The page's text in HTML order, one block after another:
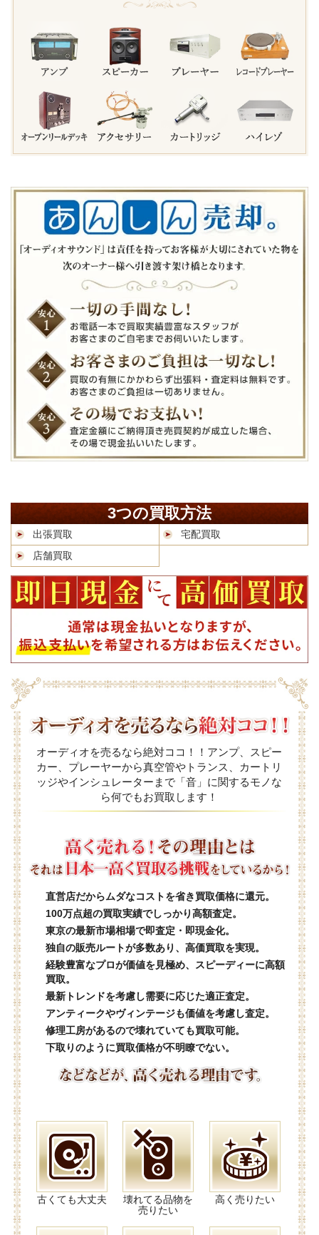
3つの買取方法
出張買取
宅配買取
店舗買取
オーディオを売るなら絶対ココ！！アンプ、スピー
カー、プレーヤーから真空管やトランス、カートリ
ッジやインシュレーターまで「音」に関するモノな
ら何でもお買取します！
直営店だからムダなコストを省き買取価格に還元。
100万点超の買取実績でしっかり高額査定。
東京の最新市場相場で即査定・即現金化。
独自の販売ルートが多数あり、高価買取を実現。
経験豊富なプロが価値を見極め、スピーディーに高額
買取。
最新トレンドを考慮し需要に応じた適正査定。
アンティークやヴィンテージも価値を考慮し査定。
修理工房があるので壊れていても買取可能。
下取りのように買取価格が不明瞭でない。
古くても大丈夫
壊れてる品物を
売りたい
高く売りたい